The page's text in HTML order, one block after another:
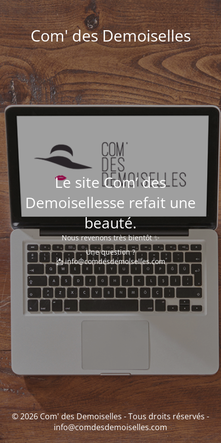
Com' des Demoiselles
Le site Com’ des
Demoisellesse refait une
beauté.
Nous revenons très bientôt ✨
Une question ?
📩 info@comdesdemoiselles.com
© 2026 Com' des Demoiselles - Tous droits réservés -
info@comdesdemoiselles.com